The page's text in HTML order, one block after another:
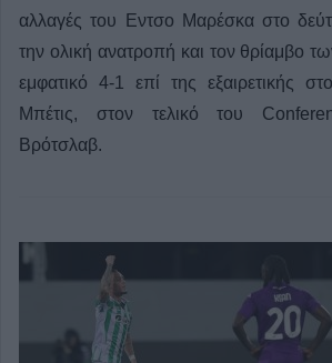
αλλαγές του Εντσο Μαρέσκα στο
την ολική ανατροπή και τον θρίαμβο
εμφατικό 4-1 επί της εξαιρετικής
Μπέτις, στον τελικό του
Βρότσλαβ.